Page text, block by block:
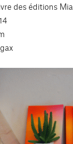
des éditions